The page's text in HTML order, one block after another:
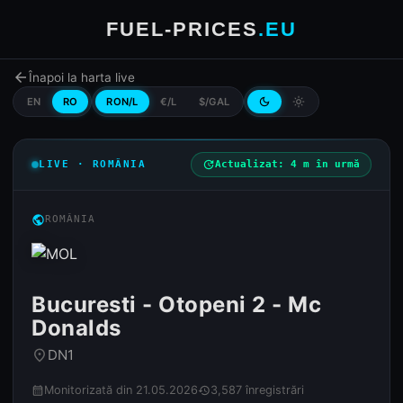
FUEL-PRICES.EU
arrow_backÎnapoi la harta live
EN RO RON/L €/L $/GAL dark_mode light_mode
LIVE · ROMÂNIA updateActualizat: 4 m în urmă
publicROMÂNIA
Bucuresti - Otopeni 2 - Mc
Donalds
place DN1
calendar_month Monitorizată din 21.05.2026history3,587 înregistrări